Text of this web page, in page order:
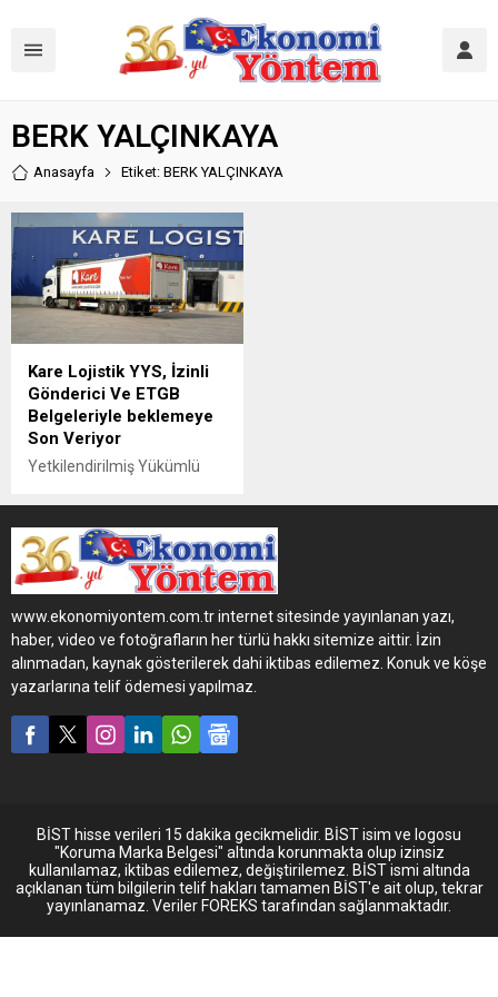
BERK YALÇINKAYA
Anasayfa Etiket: BERK YALÇINKAYA
Kare Lojistik YYS, İzinli
Gönderici Ve ETGB
Belgeleriyle beklemeye
Son Veriyor
Yetkilendirilmiş Yükümlü
Belgeleri Türkiye’de 59
güncel lojistik firmasında
bulunuyor. Bunlardan birinin
de KRE Kare Lojistik
olduğunu ifade eden
firmanın genel müdürü Berk
Yalçınkaya, “Etkili lojistik
hizmeti, hız ve sürat
demektir. Sahip olduğumuz
ETGB belgelerimiz ile hızlı ve
kesintisiz hizmet
www.ekonomiyontem.com.tr internet sitesinde yayınlanan yazı,
haber, video ve fotoğrafların her türlü hakkı sitemize aittir. İzin
alınmadan, kaynak gösterilerek dahi iktibas edilemez. Konuk ve köşe
yazarlarına telif ödemesi yapılmaz.
BİST hisse verileri 15 dakika gecikmelidir. BİST isim ve logosu
"Koruma Marka Belgesi" altında korunmakta olup izinsiz
kullanılamaz, iktibas edilemez, değiştirilemez. BİST ismi altında
açıklanan tüm bilgilerin telif hakları tamamen BİST'e ait olup, tekrar
yayınlanamaz. Veriler FOREKS tarafından sağlanmaktadır.